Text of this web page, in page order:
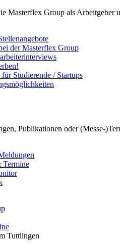
Masterflex Group als Arbeitgeber
der Masterflex Group
Studierende / Startups
Publikationen oder (Messe-
Termine
Tuttlingen